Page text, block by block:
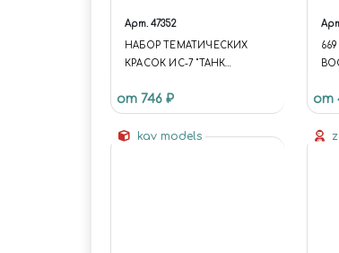
Арт. 47352
НАБОР ТЕМАТИЧЕСКИХ
КРАСОК ИС-7 "ТАНК
от 746 ₽ от
kav models